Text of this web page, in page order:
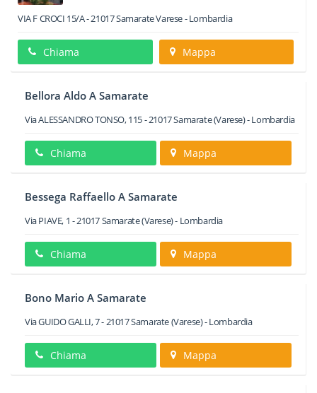
VIA F CROCI 15/A-21017SamarateVarese -Lombardia
Chiama Mappa
Bellora Aldo A Samarate
Via ALESSANDRO TONSO, 115-21017Samarate(Varese) -Lombardia
Chiama Mappa
Bessega Raffaello A Samarate
Via PIAVE, 1 -21017Samarate(Varese) - Lombardia
Chiama Mappa
Bono Mario A Samarate
Via GUIDO GALLI, 7-21017Samarate(Varese) -Lombardia
Chiama Mappa